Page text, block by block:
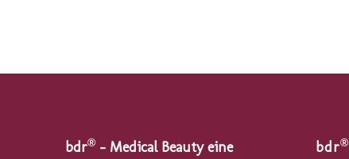
bdr® – Medical Beauty eine
bdr®